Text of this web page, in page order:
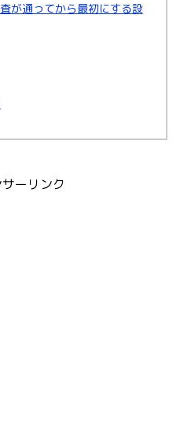
が通ってから最初にする設
ーリンク